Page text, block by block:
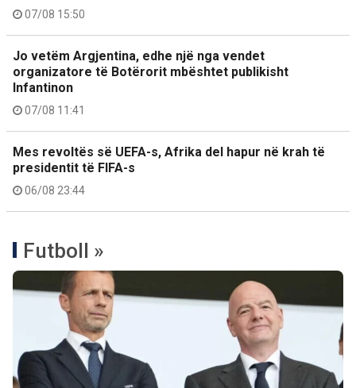
07/08 15:50
Jo vetëm Argjentina, edhe një nga vendet
organizatore të Botërorit mbështet publikisht
Infantinon
07/08 11:41
Mes revoltës së UEFA-s, Afrika del hapur në krah të
presidentit të FIFA-s
06/08 23:44
Futboll »